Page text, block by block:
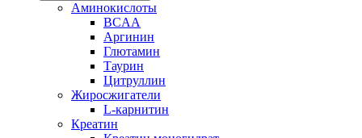
Аминокислоты
BCAA
Аргинин
Глютамин
Таурин
Цитруллин
Жиросжигатели
L-карнитин
Креатин